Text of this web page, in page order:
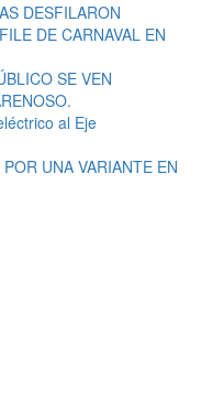
DESFILARON
DE CARNAVAL EN
SE VEN
al Eje
UNA VARIANTE EN